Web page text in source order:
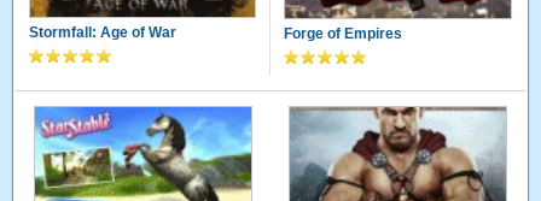
Stormfall: Age of War Forge of Empires